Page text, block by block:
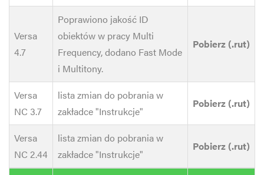
Versa
4.7
Poprawiono jakość ID
obiektów w pracy Multi
Frequency, dodano Fast Mode
i Multitony.
Pobierz (.rut)
Versa
NC 3.7
lista zmian do pobrania w
zakładce "Instrukcje"
Pobierz (.rut)
Versa
NC 2.44
lista zmian do pobrania w
zakładce "Instrukcje"
Pobierz (.rut)